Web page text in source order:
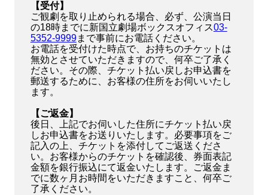
【受付】
ご観劇を取り止められる場合、必ず、公演当日
の18時までに新国立劇場ボックスオフィス03-
5352-9999まで事前にお電話ください。
お電話を受付けた時点で、お持ちのチケットは
無効とさせていただきますので、何卒ご了承く
ださい。その際、チケット払い戻しお申込書を
郵送するために、お客様の住所をお伺いいたし
ます。
【ご返金】
後日、上記でお伺いした住所にチケット払い戻
しお申込書をお送りいたします。必要事項をご
記入の上、チケットを添付してご返送くださ
い。お客様からのチケットを確認後、券面表記
金額を銀行振込にて返金いたします。ご返金ま
でに数ヶ月お時間をいただきますこと、何卒ご
了承ください。